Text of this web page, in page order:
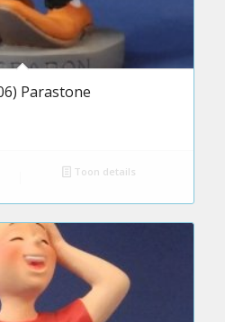
Parastone
Toon details